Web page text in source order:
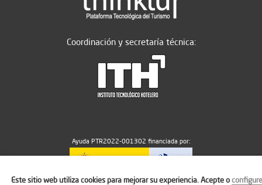
Coordinación y secretaría técnica:
Ayuda PTR2022-001302 financiada por:
Este sitio web utiliza cookies para mejorar su experiencia. Acepte oconfigure